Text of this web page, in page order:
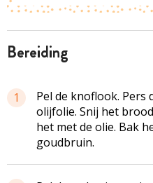
bereiding
1
Pel de knoflook. Pers
olijfolie. Snij het
het met de olie. Bak
goudbruin.